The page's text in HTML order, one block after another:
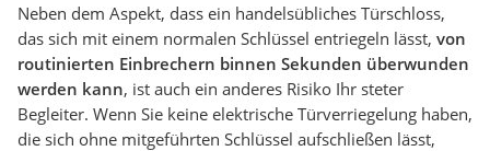
Neben dem Aspekt, dass ein handelsübliches Türschloss,
das sich mit einem normalen Schlüssel entriegeln lässt, von
routinierten Einbrechern binnen Sekunden überwunden
werden kann, ist auch ein anderes Risiko Ihr steter
Begleiter. Wenn Sie keine elektrische Türverriegelung haben,
die sich ohne mitgeführten Schlüssel aufschließen lässt,